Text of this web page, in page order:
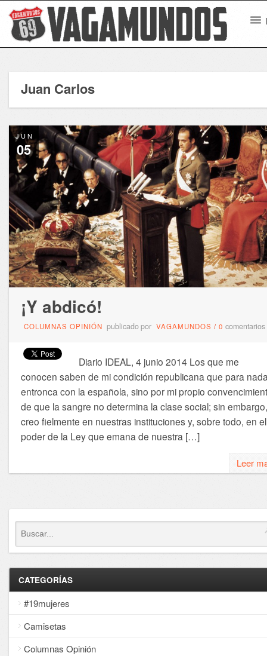
Juan Carlos
JUN
05
¡Y abdicó!
COLUMNAS OPINIÓN publicado por VAGAMUNDOS / 0 comentarios
Diario IDEAL, 4 junio 2014 Los que me
conocen saben de mi condición republicana que para
entronca con la española, sino por mi propio
de que la sangre no determina la clase social; sin embargo,
creo fielmente en nuestras instituciones y, sobre todo, en el
poder de la Ley que emana de nuestra […]
Leer
CATEGORÍAS
#19mujeres
Camisetas
Columnas Opinión